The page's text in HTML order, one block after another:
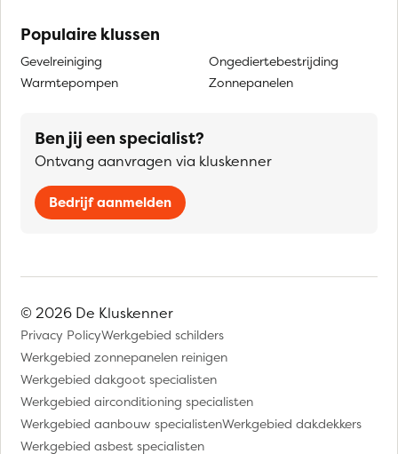
Populaire klussen
Gevelreiniging
Warmtepompen
Ongediertebestrijding
Zonnepanelen
Ben jij een specialist?
Ontvang aanvragen via kluskenner
Bedrijf aanmelden
© 2026 De Kluskenner
Privacy PolicyWerkgebied schilders
Werkgebied zonnepanelen reinigen
Werkgebied dakgoot specialisten
Werkgebied airconditioning specialisten
Werkgebied aanbouw specialistenWerkgebied dakdekkers
Werkgebied asbest specialisten